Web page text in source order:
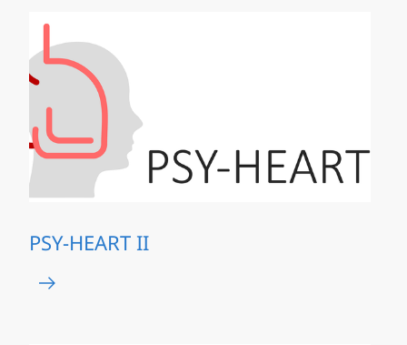
PSY-HEART II